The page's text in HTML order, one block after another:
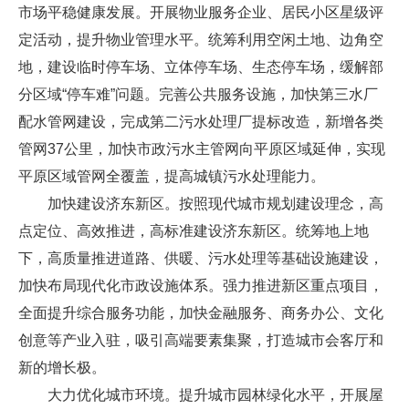
市场平稳健康发展。开展物业服务企业、居民小区星级评
定活动，提升物业管理水平。统筹利用空闲土地、边角空
地，建设临时停车场、立体停车场、生态停车场，缓解部
分区域“停车难”问题。完善公共服务设施，加快第三水厂
配水管网建设，完成第二污水处理厂提标改造，新增各类
管网37公里，加快市政污水主管网向平原区域延伸，实现
平原区域管网全覆盖，提高城镇污水处理能力。
加快建设济东新区。按照现代城市规划建设理念，高
点定位、高效推进，高标准建设济东新区。统筹地上地
下，高质量推进道路、供暖、污水处理等基础设施建设，
加快布局现代化市政设施体系。强力推进新区重点项目，
全面提升综合服务功能，加快金融服务、商务办公、文化
创意等产业入驻，吸引高端要素集聚，打造城市会客厅和
新的增长极。
大力优化城市环境。提升城市园林绿化水平，开展屋